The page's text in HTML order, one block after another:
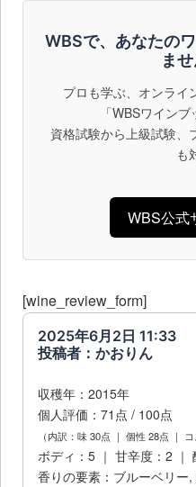
WBSで、あなたの
ま
プロも学ぶ、オンライ
「WBSワイン
資格試験から上級試験、
も
WBS公式
[wine_review_form]
2025年6月2日 11:33
投稿者：かおりん
収穫年：2015年
個人評価：71点 / 100点
（内訳：味 30点 ｜ 個性 28点 ｜ コ
ボディ：5 ｜ 甘辛度：2 ｜
香りの要素：ブルーベリー